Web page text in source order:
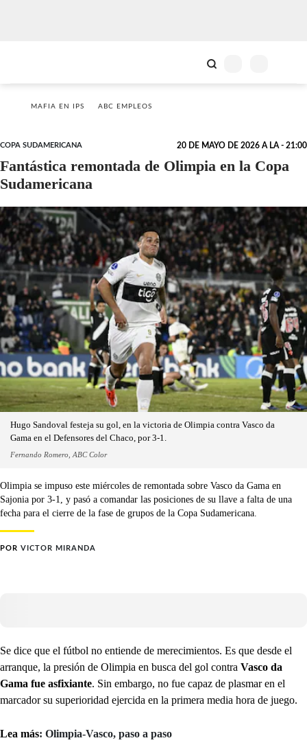
MAFIA EN IPS ABC EMPLEOS
COPA SUDAMERICANA 20 DE MAYO DE 2026 A LA - 21:00
Fantástica remontada de Olimpia en la Copa
Sudamericana
Hugo Sandoval festeja su gol, en la victoria de Olimpia contra Vasco da
Gama en el Defensores del Chaco, por 3-1.
Fernando Romero, ABC Color
Olimpia se impuso este miércoles de remontada sobre Vasco da Gama en
Sajonia por 3-1, y pasó a comandar las posiciones de su llave a falta de una
fecha para el cierre de la fase de grupos de la Copa Sudamericana.
POR VICTOR MIRANDA
Se dice que el fútbol no entiende de merecimientos. Es que desde el
arranque, la presión de Olimpia en busca del gol contra Vasco da
Gama fue asfixiante. Sin embargo, no fue capaz de plasmar en el
marcador su superioridad ejercida en la primera media hora de juego.
Lea más: Olimpia-Vasco, paso a paso